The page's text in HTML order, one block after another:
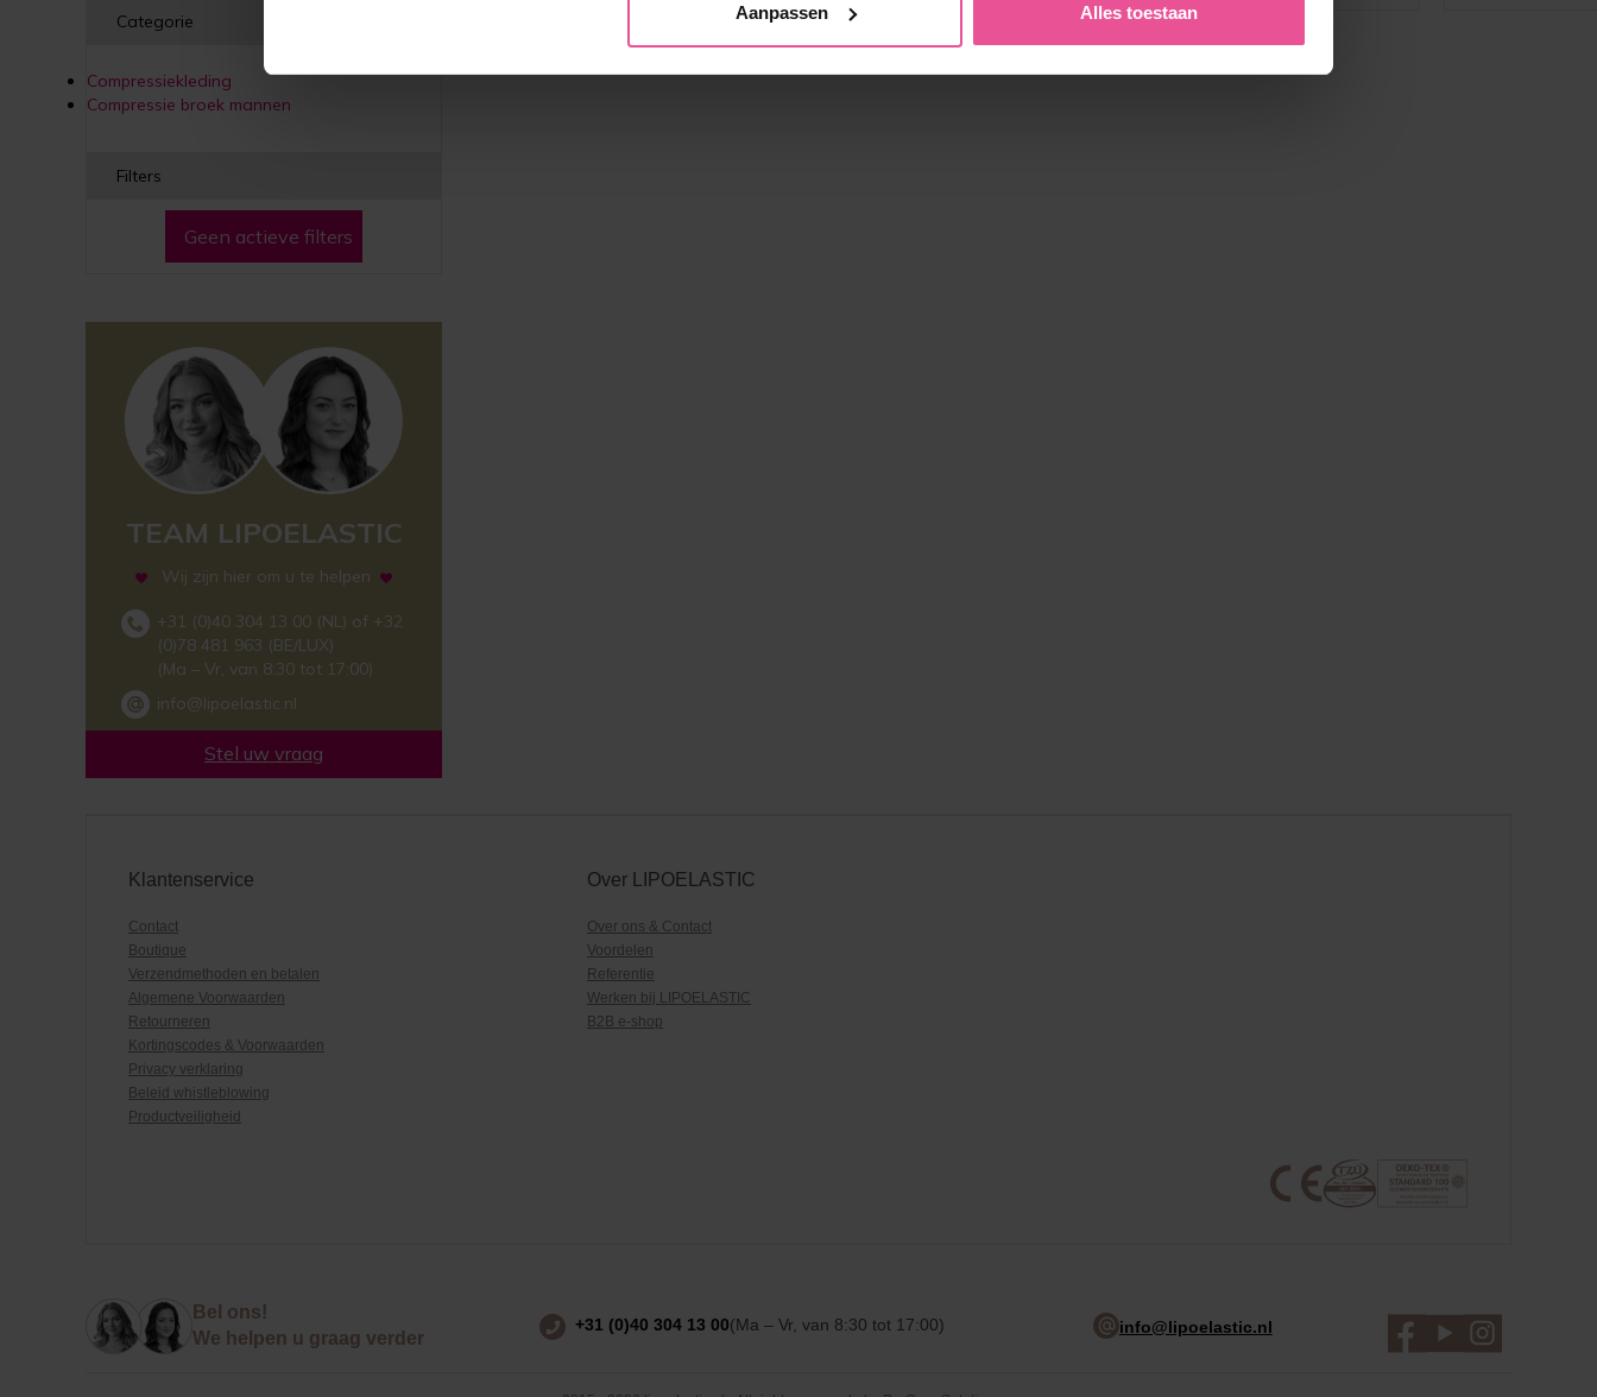
Aanpassen Alles toestaan
Categorie
Compressiekleding
Compressie broek mannen
Filters
Geen actieve filters
TEAM LIPOELASTIC
Wij zijn hier om u te helpen
+31 (0)40 304 13 00 (NL) of +32
(0)78 481 963 (BE/LUX)
(Ma – Vr, van 8:30 tot 17:00)
info@lipoelastic.nl
Stel uw vraag
Klantenservice
Contact
Boutique
Verzendmethoden en betalen
Algemene Voorwaarden
Retourneren
Kortingscodes & Voorwaarden
Privacy verklaring
Beleid whistleblowing
Productveiligheid
Over LIPOELASTIC
Over ons & Contact
Voordelen
Referentie
Werken bij LIPOELASTIC
B2B e-shop
Bel ons!
We helpen u graag verder
+31 (0)40 304 13 00(Ma – Vr, van 8:30 tot 17:00) info@lipoelastic.nl